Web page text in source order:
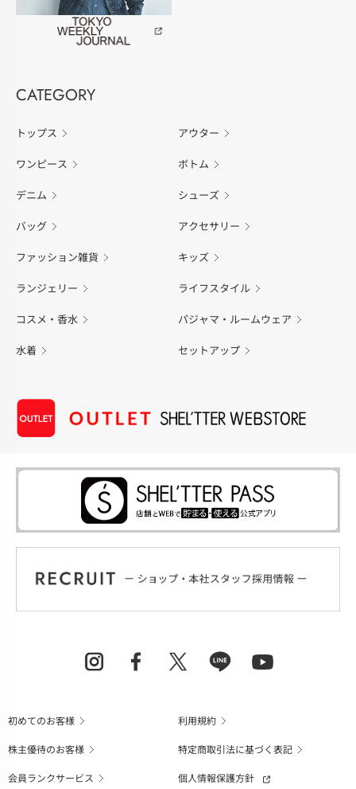
CATEGORY
トップス アウター
ワンピース ボトム
デニム シューズ
バッグ アクセサリー
ファッション雑貨 キッズ
ランジェリー ライフスタイル
コスメ・香水 パジャマ・ルームウェア
水着 セットアップ
初めてのお客様
利用規約
株主優待のお客様
特定商取引法に基づく表記
会員ランクサービス
個人情報保護方針